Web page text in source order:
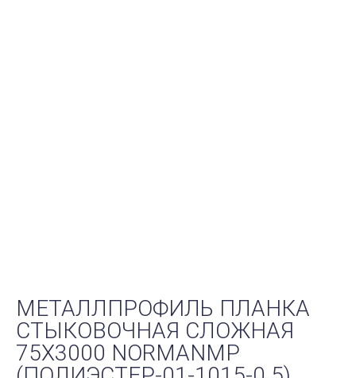
МЕТАЛЛПРОФИЛЬ ПЛАНКА
СТЫКОВОЧНАЯ СЛОЖНАЯ
75Х3000 NORMANMP